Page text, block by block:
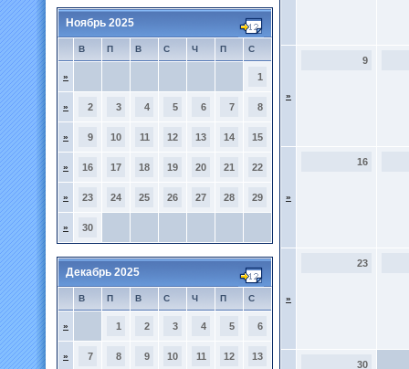
Ноябрь 2025
В П В С Ч П С
» 1
» 2 3 4 5 6 7 8
» 9 10 11 12 13 14 15
» 16 17 18 19 20 21 22
» 23 24 25 26 27 28 29
» 30
Декабрь 2025
В П В С Ч П С
» 1 2 3 4 5 6
» 7 8 9 10 11 12 13
»
9
»
16
»
23
30